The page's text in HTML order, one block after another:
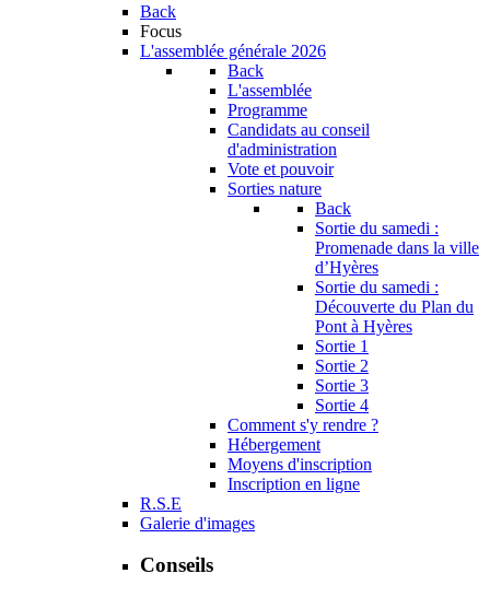
Back
Focus
L'assemblée générale 2026
Back
L'assemblée
Programme
Candidats au conseil
d'administration
Vote et pouvoir
Sorties nature
Back
Sortie du samedi :
Promenade dans la ville
d’Hyères
Sortie du samedi :
Découverte du Plan du
Pont à Hyères
Sortie 1
Sortie 2
Sortie 3
Sortie 4
Comment s'y rendre ?
Hébergement
Moyens d'inscription
Inscription en ligne
R.S.E
Galerie d'images
Conseils